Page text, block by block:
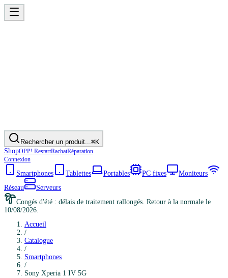
Rechercher un produit...⌘K
ShopOPP! RestartRachatRéparation
Connexion
Smartphones Tablettes Portables PC fixes
Moniteurs
Réseau
Serveurs
Congés d'été : délais de traitement rallongés. Retour à la normale le
10/08/2026.
Accueil
/
Catalogue
/
Smartphones
/
Sony Xperia 1 IV 5G